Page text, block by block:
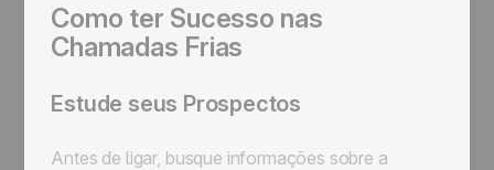
Como ter Sucesso nas
Chamadas Frias
Estude seus Prospectos
Antes de ligar, busque informações sobre a